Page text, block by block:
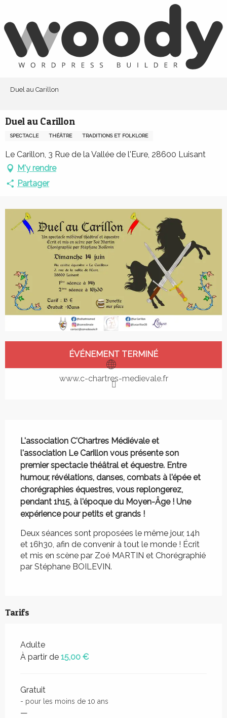
contenu
principal
Duel au Carillon
Duel au Carillon
SPECTACLE THÉÂTRE TRADITIONS ET FOLKLORE
Le Carillon, 3 Rue de la Vallée de l'Eure, 28600 Luisant
M'y rendre
Partager
Ouverture et coordonnées
ÉVÉNEMENT TERMINÉ
www.c-chartres-medievale.fr
L'association C'Chartres Médiévale et
l'association Le Carillon vous présente son
premier spectacle théâtral et équestre. Entre
humour, révélations, danses, combats à l'épée et
chorégraphies équestres, vous replongerez,
pendant 1h15, à l'époque du Moyen-Âge ! Une
expérience pour petits et grands !
Deux séances sont proposées le même jour, 14h
et 16h30, afin de convenir à tout le monde ! Écrit
et mis en scène par Zoé MARTIN et Chorégraphié
par Stéphane BOILEVIN.
Tarifs
Adulte
À partir de 15,00 €
Gratuit
- pour les moins de 10 ans
—